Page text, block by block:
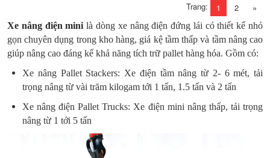
Trang: 1 2 »
Xe nâng điện mini là dòng xe nâng điện đứng lái có thiết kế nhỏ
gọn chuyên dụng trong kho hàng, giá kệ tầm thấp và tầm nâng cao
giúp nâng cao đáng kể khả năng tích trữ pallet hàng hóa. Gồm có:
Xe nâng Pallet Stackers: Xe điện tầm nâng từ 2- 6 mét, tải
trọng nâng từ vài trăm kilogam tới 1 tấn, 1.5 tấn và 2 tấn
Xe nâng điện Pallet Trucks: Xe điện mini nâng thấp, tải trọng
nâng từ 1 tới 5 tấn